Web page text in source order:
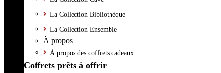
La Collection Bibliothèque
La Collection Ensemble
À propos
À propos des coffrets cadeaux
Coffrets prêts à offrir